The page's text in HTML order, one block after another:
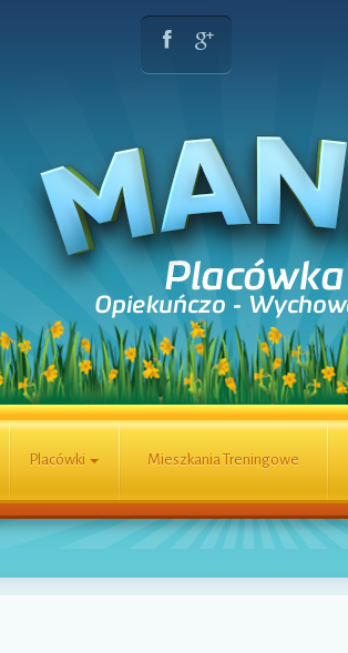
Placówki Mieszkania Treningowe